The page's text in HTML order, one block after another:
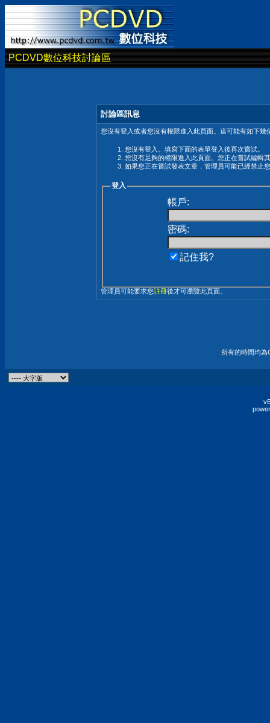
PCDVD數位科技討論區
討論區訊息
您沒有登入或者您沒有權限進入此頁面。這可能有如下幾
您沒有登入。填寫下面的表單登入後再次嘗試。
您沒有足夠的權限進入此頁面。您正在嘗試編輯
如果您正在嘗試發表文章，管理員可能已經禁止
登入
帳戶:
密碼:
記住我?
管理員可能要求您註冊後才可瀏覽此頁面。
所有的時間均為